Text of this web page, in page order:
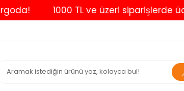
1000 TL ve üzeri siparişlerde